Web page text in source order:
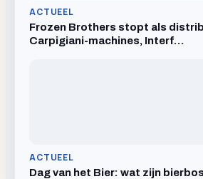
ACTUEEL
Frozen Brothers stopt als
Carpigiani-machines, Interf…
ACTUEEL
Dag van het Bier: wat zijn